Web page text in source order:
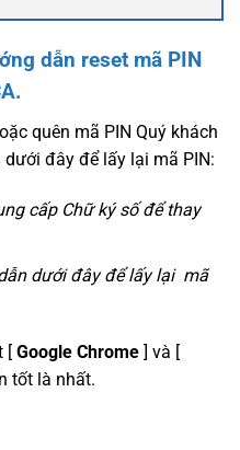
dẫn reset mã PIN
quên mã PIN Quý khách
đây để lấy lại mã PIN:
cấp Chữ ký số để thay
dưới đây để lấy lại mã
[ Google Chrome ] và [
tốt là nhất.